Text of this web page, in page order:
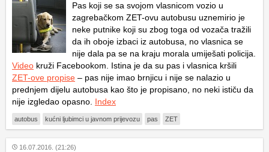
Pas koji se sa svojom vlasnicom vozio u
zagrebačkom ZET-ovu autobusu uznemirio je
neke putnike koji su zbog toga od vozača tražili
da ih oboje izbaci iz autobusa, no vlasnica se
nije dala pa se na kraju morala umiješati policija.
Video kruži Facebookom. Istina je da su pas i vlasnica kršili
ZET-ove propise – pas nije imao brnjicu i nije se nalazio u
prednjem dijelu autobusa kao što je propisano, no neki ističu da
nije izgledao opasno. Index
autobus kućni ljubimci u javnom prijevozu pas ZET
16.07.2016. (21:26)